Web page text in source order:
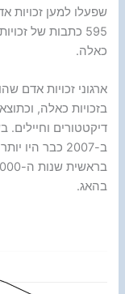
כאלה.
ארגוני זכויות אדם
בזכויות כאלה,
בהאג.